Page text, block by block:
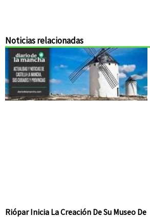
Noticias relacionadas
Riópar Inicia La Creación De Su Museo De